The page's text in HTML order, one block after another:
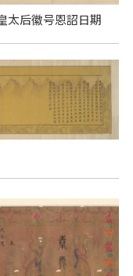
太后徽号恩詔日期